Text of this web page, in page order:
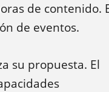
de contenido.
de eventos.
su propuesta. El